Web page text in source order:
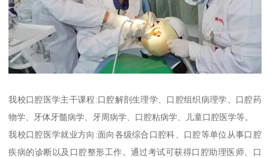
我校口腔医学主干课程:口腔解剖生理学、口腔组织病理学、口腔药
物学、牙体牙髓病学、牙周病学、口腔粘病学、儿童口腔医学等。
我校口腔医学就业方向:面向各级综合口腔科、口腔等单位从事口腔
疾病的诊断以及口腔整形工作。通过考试可获得口腔助理医师、口